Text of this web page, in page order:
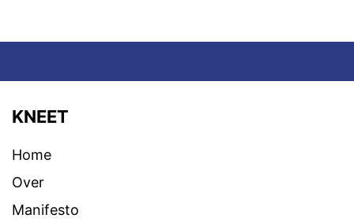
KNEET
Home
Over
Manifesto